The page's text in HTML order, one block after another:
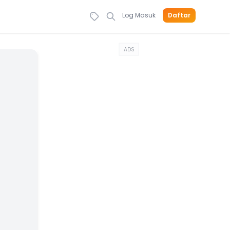
Log Masuk Daftar
ADS